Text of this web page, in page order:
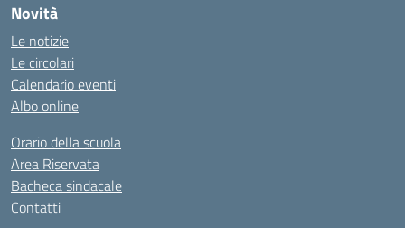
Novità
Le notizie
Le circolari
Calendario eventi
Albo online
Orario della scuola
Area Riservata
Bacheca sindacale
Contatti